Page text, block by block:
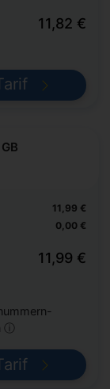
11,82 €
11,99 €
0,00 €
11,99 €
ⓘ